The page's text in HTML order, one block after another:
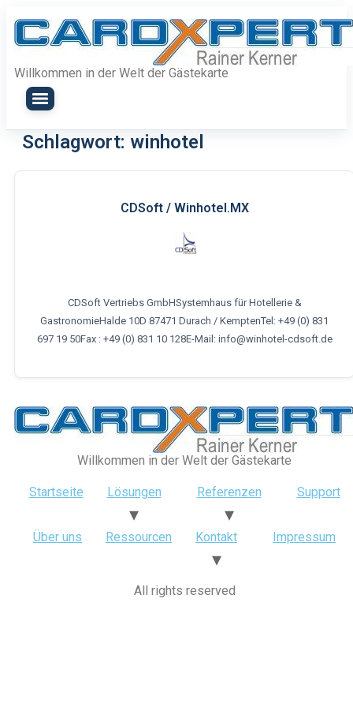
Inhalt
springen
Willkommen in der Welt der Gästekarte
Schlagwort: winhotel
CDSoft / Winhotel.MX
CDSoft Vertriebs GmbHSystemhaus für Hotellerie &
GastronomieHalde 10D 87471 Durach / KemptenTel: +49 (0) 831
697 19 50Fax : +49 (0) 831 10 128E-Mail: info@winhotel-cdsoft.de
Willkommen in der Welt der Gästekarte
Startseite Lösungen Referenzen Support
Über uns Ressourcen Kontakt Impressum
All rights reserved